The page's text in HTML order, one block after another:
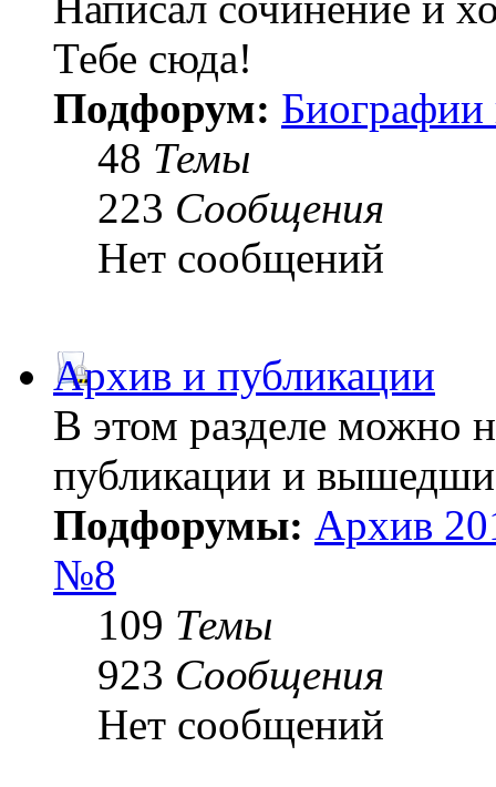
Тебе сюда!
Подфорум: Биографии
48 Темы
223 Сообщения
Нет сообщений
Архив и публикации
В этом разделе можно
публикации и
Подфорумы: Архив
№8
109 Темы
923 Сообщения
Нет сообщений